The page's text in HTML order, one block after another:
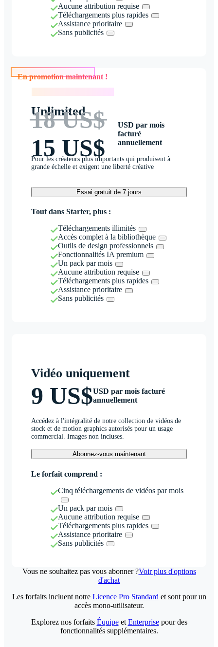
Aucune attribution requise
Téléchargements plus rapides
Assistance prioritaire
Sans publicités
En promotion maintenant !
Unlimited
18 US$
15 US$
USD par mois
facturé
annuellement
Pour les créateurs plus importants qui produisent à
grande échelle et exigent une liberté créative
Essai gratuit de 7 jours
Tout dans Starter, plus :
Téléchargements illimités
Accès complet à la bibliothèque
Outils de design professionnels
Fonctionnalités IA premium
Un pack par mois
Aucune attribution requise
Téléchargements plus rapides
Assistance prioritaire
Sans publicités
Vidéo uniquement
9 US$USD par mois facturé
annuellement
Accédez à l'intégralité de notre collection de vidéos de
stock et de motion graphics autorisés pour un usage
commercial. Images non incluses.
Abonnez-vous maintenant
Le forfait comprend :
Cinq téléchargements de vidéos par mois
Un pack par mois
Aucune attribution requise
Téléchargements plus rapides
Assistance prioritaire
Sans publicités
Vous ne souhaitez pas vous abonner ?Voir plus d'options
d'achat
Les forfaits incluent notre Licence Pro Standard et sont pour un
accès mono-utilisateur.
Explorez nos forfaits Équipeet Enterprisepour des
fonctionnalités supplémentaires.